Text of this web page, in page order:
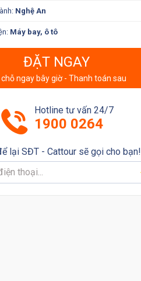
Nghệ An
Máy bay, ô tô
ĐẶT NGAY
chỗ ngay bây giờ - Thanh toán sau
Hotline tư vấn 24/7
1900 0264
lại SĐT - Cattour sẽ gọi cho bạn!